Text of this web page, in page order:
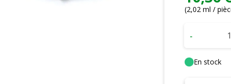
(2,02 ml /
-
En stock